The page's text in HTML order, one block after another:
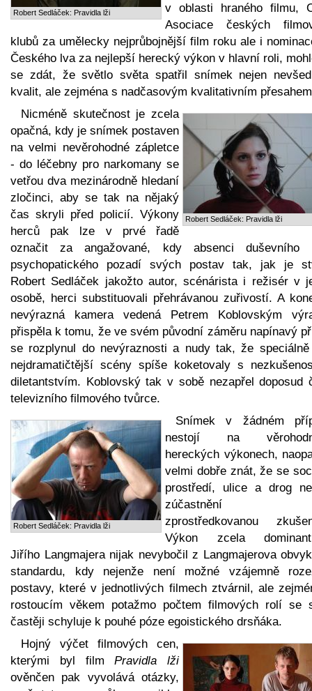
Robert Sedláček: Pravidla lži
v oblasti hraného filmu,
Asociace českých
klubů za umělecky nejprůbojnější film roku ale i
Českého lva za nejlepší herecký výkon v hlavní roli,
se zdát, že světlo světa spatřil snímek nejen
kvalit, ale zejména s nadčasovým kvalitativním
Robert Sedláček: Pravidla lži
Nicméně skutečnost je zcela
opačná, kdy je snímek postaven
na velmi nevěrohodné zápletce
- do léčebny pro narkomany se
vetřou dva mezinárodně hledaní
zločinci, aby se tak na nějaký
čas skryli před policií. Výkony
herců pak lze v prvé řadě
označit za angažované, kdy absenci duševního
psychopatického pozadí svých postav tak, jak je
Robert Sedláček jakožto autor, scénárista i režisér v
osobě, herci substituovali přehrávanou zuřivostí. A
nevýrazná kamera vedená Petrem Koblovským
přispěla k tomu, že ve svém původní záměru napínavý
se rozplynul do nevýraznosti a nudy tak, že
nejdramatičtější scény spíše koketovaly s
diletantstvím. Koblovský tak v sobě nezapřel doposud
televizního filmového tvůrce.
Robert Sedláček: Pravidla lži
Snímek v žádném
nestojí na
hereckých výkonech,
velmi dobře znát, že se
prostředí, ulice a drog
zúčastnění
zprostředkovanou
Výkon zcela
Jiřího Langmajera nijak nevybočil z Langmajerova
standardu, kdy nejenže není možné vzájemně
postavy, které v jednotlivých filmech ztvárnil, ale
rostoucím věkem potažmo počtem filmových rolí se
častěji schyluje k pouhé póze egoistického drsňáka.
Hojný výčet filmových cen,
kterými byl filmPravidla lži
ověnčen pak vyvolává otázky,